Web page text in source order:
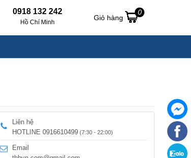
0918 132 242
Hồ Chí Minh
Giỏ hàng
0
Liên hệ
HOTLINE 0916610499 (7:30 - 22:00)
Email